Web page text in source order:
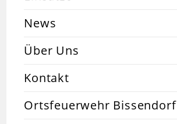
News
Über Uns
Kontakt
Ortsfeuerwehr Bissendorf